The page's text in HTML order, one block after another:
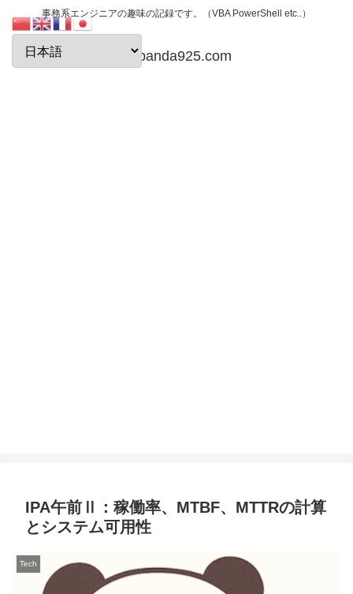
事務系エンジニアの趣味の記録です。（VBA PowerShell etc..）
papanda925.com
IPA午前Ⅱ：稼働率、MTBF、MTTRの計算
とシステム可用性
Tech